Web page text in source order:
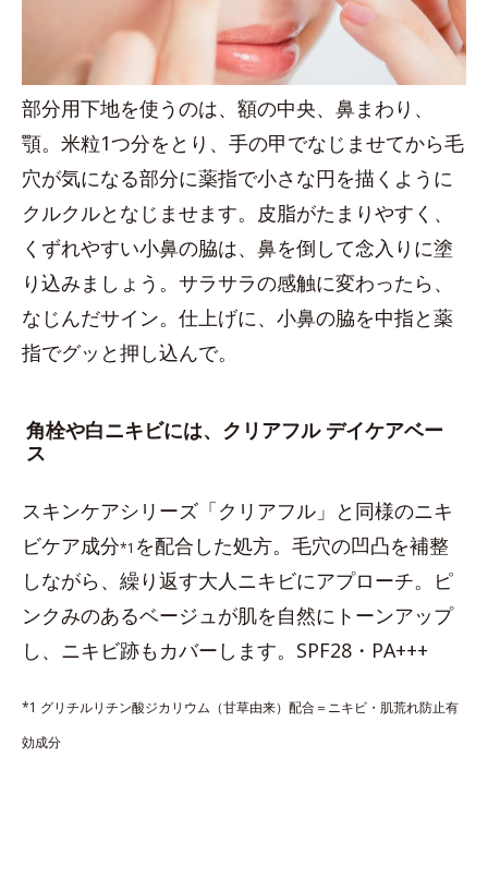
部分用下地を使うのは、額の中央、鼻まわり、
顎。米粒1つ分をとり、手の甲でなじませてから毛
穴が気になる部分に薬指で小さな円を描くように
クルクルとなじませます。皮脂がたまりやすく、
くずれやすい小鼻の脇は、鼻を倒して念入りに塗
り込みましょう。サラサラの感触に変わったら、
なじんだサイン。仕上げに、小鼻の脇を中指と薬
指でグッと押し込んで。
角栓や白ニキビには、クリアフル デイケアベー
ス
スキンケアシリーズ「クリアフル」と同様のニキ
ビケア成分*1 を配合した処方。毛穴の凹凸を補整
しながら、繰り返す大人ニキビにアプローチ。ピ
ンクみのあるベージュが肌を自然にトーンアップ
し、ニキビ跡もカバーします。SPF28・PA+++
*1 グリチルリチン酸ジカリウム（甘草由来）配合＝ニキビ・肌荒れ防止有
効成分